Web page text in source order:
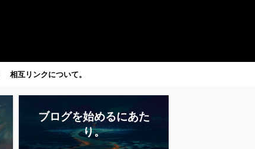
相互リンクについて。
ブログを始めるにあた
り。